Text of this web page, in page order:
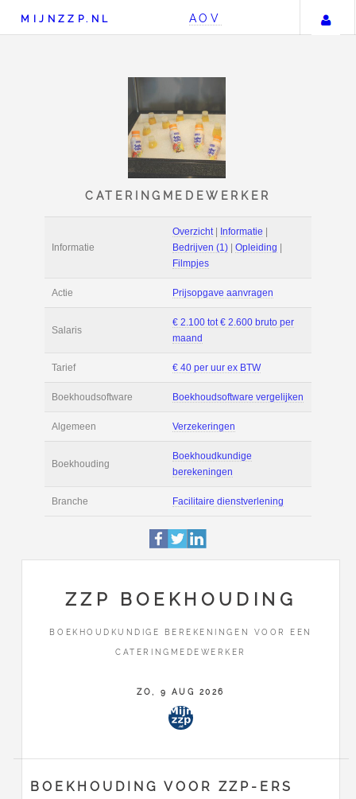
MIJNZZP.NL AOV
Overzicht
Filmpjes
Prijsopgave
Salaris
€ 40 per uur ex
Boekhoudsoftware
Algemeen Verzekeringen
Boekhoudkundige
berekeningen
ZZP BOEKHOUDING
BOEKHOUDKUNDIGE BEREKENINGEN VOOR EEN
CATERINGMEDEWERKER
ZO, 9 AUG 2026
BOEKHOUDING VOOR ZZP-ERS